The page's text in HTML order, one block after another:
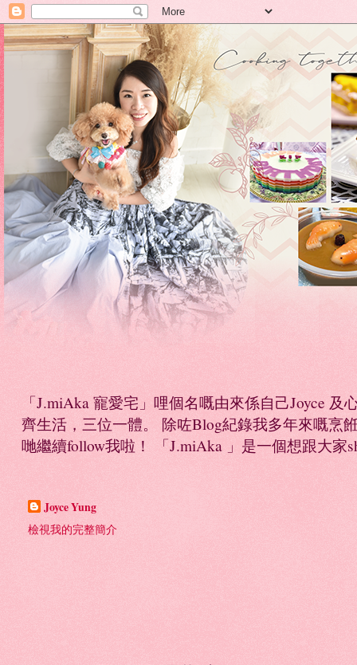
「J.miAka 寵愛宅」哩個名嘅由來係自己Joyce
齊生活，三位一體。 除咗Blog紀錄我多年來嘅烹
哋繼續follow我啦！ 「J.miAka 」是一個想跟大家
Joyce Yung
檢視我的完整簡介